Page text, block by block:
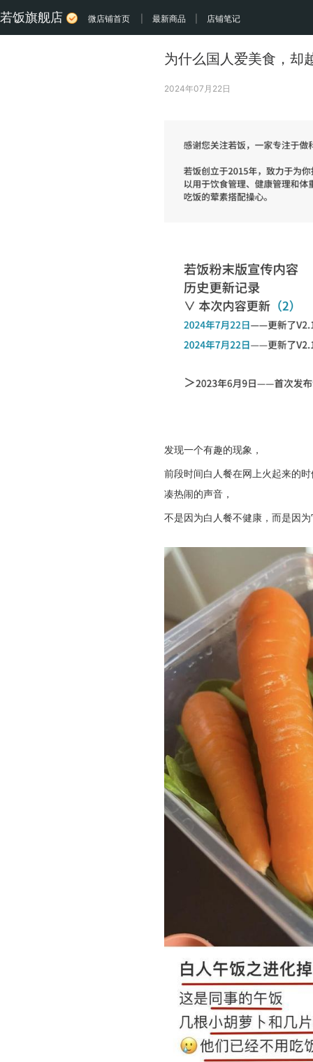
若饭旗舰店 微店铺首页 最新商品 店铺笔记
为什么国人爱美食，却
2024年07月22日
发现一个有趣的现象，
前段时间白人餐在网上火起来的
凑热闹的声音，
不是因为白人餐不健康，而是因